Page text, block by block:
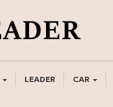
LEADER CAR